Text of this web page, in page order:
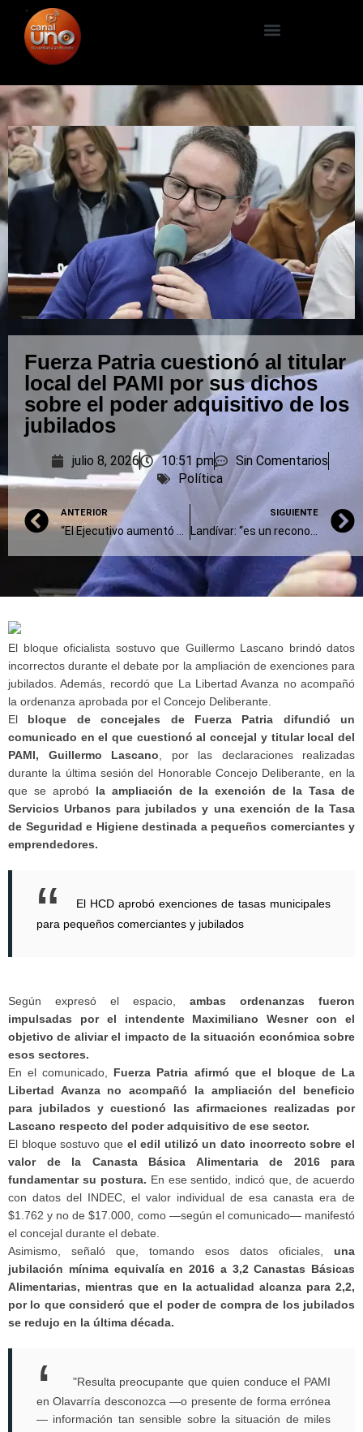
Fuerza Patria cuestionó al titular
local del PAMI por sus dichos
sobre el poder adquisitivo de los
jubilados
julio 8, 2026 10:51 pm
Sin Comentarios
Política
ANTERIOR SIGUIENTE
El bloque oficialista sostuvo que Guillermo Lascano brindó datos
incorrectos durante el debate por la ampliación de exenciones para
jubilados. Además, recordó que La Libertad Avanza no acompañó
la ordenanza aprobada por el Concejo Deliberante.
El bloque de concejales de Fuerza Patria difundió un
comunicado en el que cuestionó al concejal y titular local del
PAMI, Guillermo Lascano , por las declaraciones realizadas
durante la última sesión del Honorable Concejo Deliberante, en la
que se aprobóla ampliación de la exención de la Tasa de
Servicios Urbanos para jubilados y una exención de la Tasa
de Seguridad e Higiene destinada a pequeños comerciantes y
emprendedores.
El HCD aprobó exenciones de tasas municipales
para pequeños comerciantes y jubilados
Según expresó el espacio, ambas ordenanzas fueron
impulsadas por el intendente Maximiliano Wesner con el
objetivo de aliviar el impacto de la situación económica sobre
esos sectores.
En el comunicado,
Fuerza Patria afirmó que el bloque de La
Libertad Avanza no acompañó la ampliación del beneficio
para jubilados y cuestionó las afirmaciones realizadas por
Lascano respecto del poder adquisitivo de ese sector.
El bloque sostuvo que el edil utilizó un dato incorrecto sobre el
valor de la Canasta Básica Alimentaria de 2016 para
fundamentar su postura. En ese sentido, indicó que, de acuerdo
con datos del INDEC, el valor individual de esa canasta era de
$1.762 y no de $17.000, como —según el comunicado— manifestó
el concejal durante el debate.
Asimismo, señaló que, tomando esos datos oficiales, una
jubilación mínima equivalía en 2016 a 3,2 Canastas Básicas
Alimentarias, mientras que en la actualidad alcanza para 2,2,
por lo que consideró que el poder de compra de los jubilados
se redujo en la última década.
"Resulta preocupante que quien conduce el PAMI
en Olavarría desconozca —o presente de forma errónea
— información tan sensible sobre la situación de miles